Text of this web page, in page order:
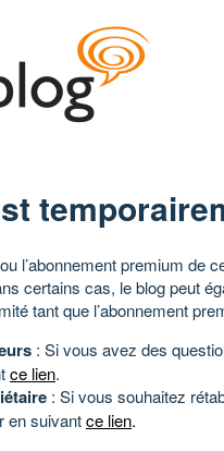
l’abonnement premium de
certains cas, le blog peut
tant que l’abonnement
: Si vous avez des
ce lien.
: Si vous souhaitez
en suivantce lien.